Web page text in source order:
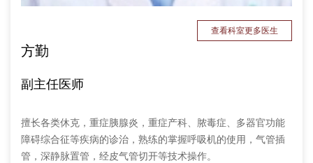
查看科室更多医生
方勤
副主任医师
擅长各类休克，重症胰腺炎，重症产科、脓毒症、多器官功能
障碍综合征等疾病的诊治，熟练的掌握呼吸机的使用，气管插
管，深静脉置管，经皮气管切开等技术操作。